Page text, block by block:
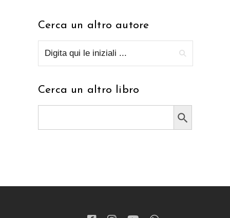
Cerca un altro autore
Cerca un altro libro
Search Button